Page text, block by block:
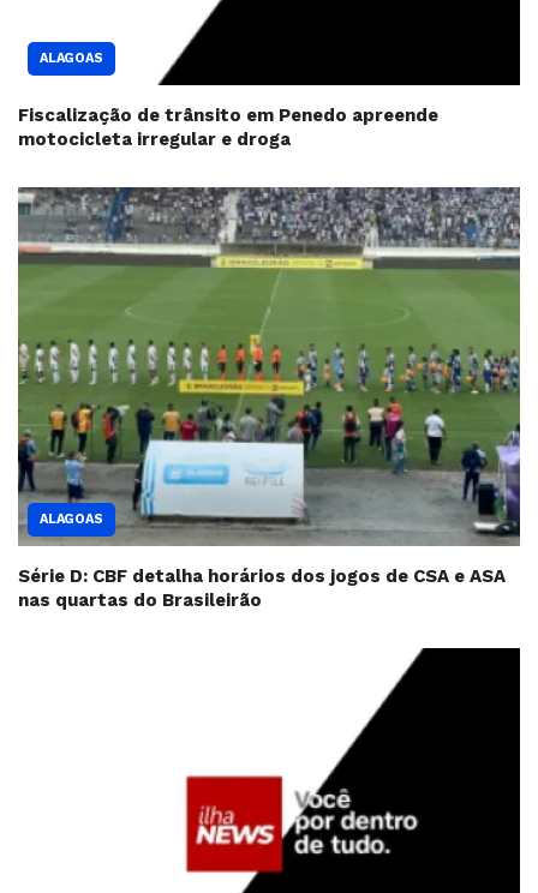
ALAGOAS
Fiscalização de trânsito em Penedo apreende
motocicleta irregular e droga
ALAGOAS
Série D: CBF detalha horários dos jogos de CSA e ASA
nas quartas do Brasileirão